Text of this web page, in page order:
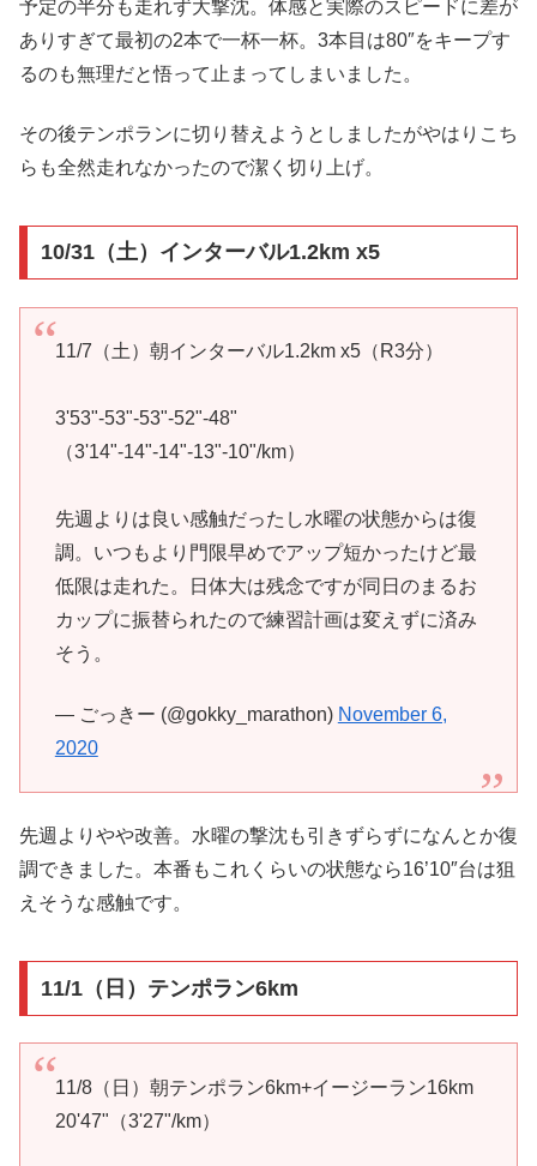
予定の半分も走れず大撃沈。体感と実際のスピードに差が
ありすぎて最初の2本で一杯一杯。3本目は80″をキープす
るのも無理だと悟って止まってしまいました。
その後テンポランに切り替えようとしましたがやはりこち
らも全然走れなかったので潔く切り上げ。
10/31（土）インターバル1.2km x5
11/7（土）朝インターバル1.2km x5（R3分）
3'53"-53"-53"-52"-48"
（3'14"-14"-14"-13"-10"/km）
先週よりは良い感触だったし水曜の状態からは復
調。いつもより門限早めでアップ短かったけど最
低限は走れた。日体大は残念ですが同日のまるお
カップに振替られたので練習計画は変えずに済み
そう。
— ごっきー (@gokky_marathon) November 6,
2020
先週よりやや改善。水曜の撃沈も引きずらずになんとか復
調できました。本番もこれくらいの状態なら16’10″台は狙
えそうな感触です。
11/1（日）テンポラン6km
11/8（日）朝テンポラン6km+イージーラン16km
20'47"（3'27"/km）